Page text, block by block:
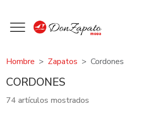
Hombre Zapatos Cordones
CORDONES
74 artículos mostrados